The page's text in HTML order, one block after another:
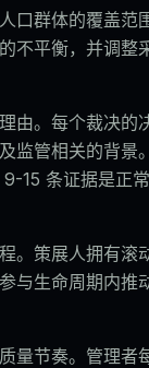
口群体的覆盖范
不平衡，并调整
由。每个裁决的
监管相关的背景
15 条证据是正常
。策展人拥有滚
与生命周期内推
量节奏。管理者